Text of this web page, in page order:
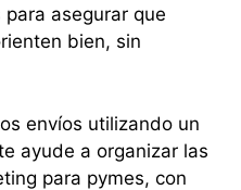
asegurar que
bien, sin
envíos utilizando un
ayude a organizar las
para pymes, con